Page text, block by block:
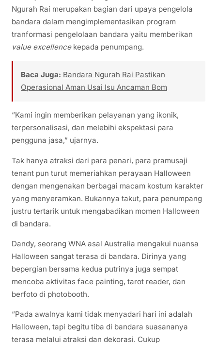
Ngurah Rai merupakan bagian dari upaya pengelola
bandara dalam mengimplementasikan program
tranformasi pengelolaan bandara yaitu memberikan
value excellencekepada penumpang.
Baca Juga: Bandara Ngurah Rai Pastikan
Operasional Aman Usai Isu Ancaman Bom
“Kami ingin memberikan pelayanan yang ikonik,
terpersonalisasi, dan melebihi ekspektasi para
pengguna jasa,” ujarnya.
Tak hanya atraksi dari para penari, para pramusaji
tenant pun turut memeriahkan perayaan Halloween
dengan mengenakan berbagai macam kostum karakter
yang menyeramkan. Bukannya takut, para penumpang
justru tertarik untuk mengabadikan momen Halloween
di bandara.
Dandy, seorang WNA asal Australia mengakui nuansa
Halloween sangat terasa di bandara. Dirinya yang
bepergian bersama kedua putrinya juga sempat
mencoba aktivitas face painting, tarot reader, dan
berfoto di photobooth.
“Pada awalnya kami tidak menyadari hari ini adalah
Halloween, tapi begitu tiba di bandara suasananya
terasa melalui atraksi dan dekorasi. Cukup